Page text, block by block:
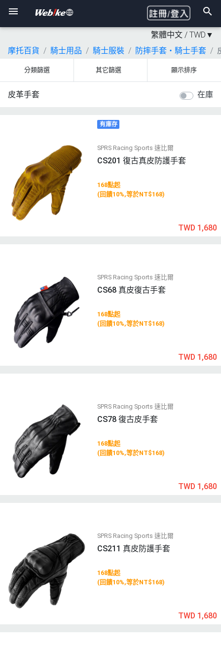
繁體中文 / TWD ▼
摩托百貨
騎士用品 騎士服裝 防摔手套・騎士手套
分類篩選 其它篩選 顯示排序
皮革手套 在庫
有庫存
SPRS Racing Sports 速比爾
CS201 復古真皮防護手套
168點起
(回饋10%,等於NT$168)
TWD 1,680
SPRS Racing Sports 速比爾
CS68 真皮復古手套
168點起
(回饋10%,等於NT$168)
TWD 1,680
SPRS Racing Sports 速比爾
CS78 復古皮手套
168點起
(回饋10%,等於NT$168)
TWD 1,680
SPRS Racing Sports 速比爾
CS211 真皮防護手套
168點起
(回饋10%,等於NT$168)
TWD 1,680